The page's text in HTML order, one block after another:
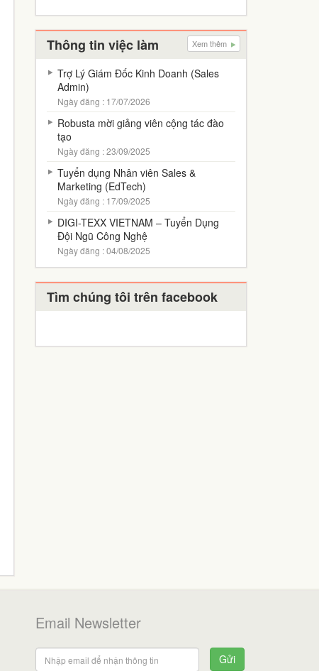
Thông tin việc làm Xem thêm
Trợ Lý Giám Đốc Kinh Doanh (Sales
Admin)
Ngày đăng : 17/07/2026
Robusta mời giảng viên cộng tác đào
tạo
Ngày đăng : 23/09/2025
Tuyển dụng Nhân viên Sales &
Marketing (EdTech)
Ngày đăng : 17/09/2025
DIGI-TEXX VIETNAM – Tuyển Dụng
Đội Ngũ Công Nghệ
Ngày đăng : 04/08/2025
Tìm chúng tôi trên facebook
Email Newsletter
Gửi